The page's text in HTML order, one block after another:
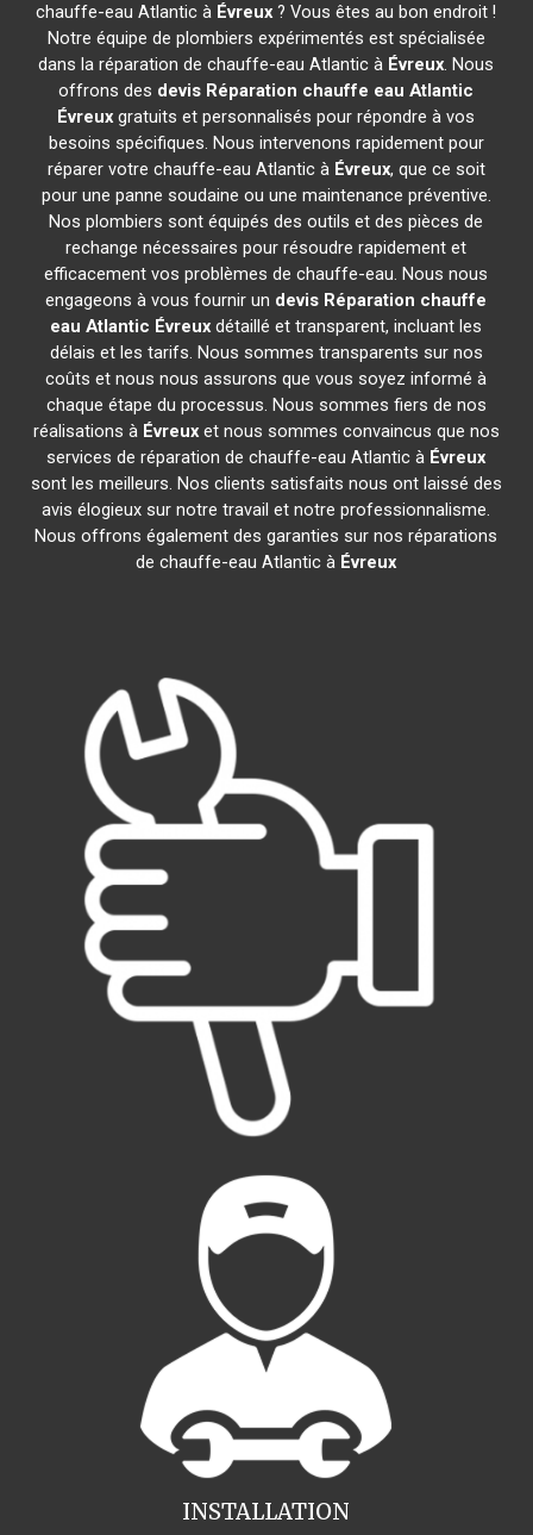
chauffe-eau Atlantic à Évreux ? Vous êtes au bon endroit !
Notre équipe de plombiers expérimentés est spécialisée
dans la réparation de chauffe-eau Atlantic à Évreux. Nous
offrons des devis Réparation chauffe eau Atlantic
Évreux gratuits et personnalisés pour répondre à vos
besoins spécifiques. Nous intervenons rapidement pour
réparer votre chauffe-eau Atlantic à Évreux, que ce soit
pour une panne soudaine ou une maintenance préventive.
Nos plombiers sont équipés des outils et des pièces de
rechange nécessaires pour résoudre rapidement et
efficacement vos problèmes de chauffe-eau. Nous nous
engageons à vous fournir un devis Réparation chauffe
eau Atlantic Évreux détaillé et transparent, incluant les
délais et les tarifs. Nous sommes transparents sur nos
coûts et nous nous assurons que vous soyez informé à
chaque étape du processus. Nous sommes fiers de nos
réalisations à Évreuxet nous sommes convaincus que nos
services de réparation de chauffe-eau Atlantic à Évreux
sont les meilleurs. Nos clients satisfaits nous ont laissé des
avis élogieux sur notre travail et notre professionnalisme.
Nous offrons également des garanties sur nos réparations
de chauffe-eau Atlantic à Évreux
INSTALLATION